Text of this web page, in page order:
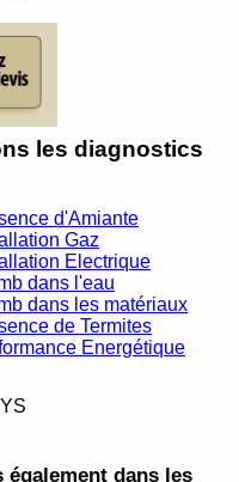
les diagnostics
d'Amiante
Gaz
Electrique
dans l'eau
dans les matériaux
de Termites
Energétique
également dans les